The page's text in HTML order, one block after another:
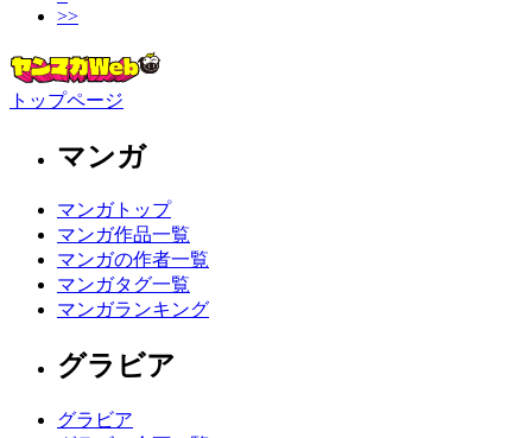
>>
トップページ
マンガ
マンガトップ
マンガ作品一覧
マンガの作者一覧
マンガタグ一覧
マンガランキング
グラビア
グラビア